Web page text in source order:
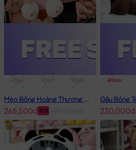
1m
Mèo Bông Hoàng Thượng Cosplay Thỏ Hồng
-10%
265,500đ
40cm
230,000đ